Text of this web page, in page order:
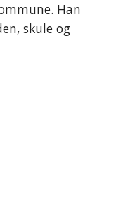
Han
skule og